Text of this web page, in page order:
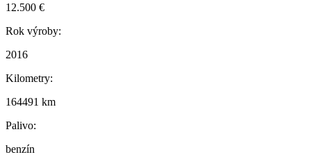
12.500 €
Rok výroby:
2016
Kilometry:
164491 km
Palivo:
benzín